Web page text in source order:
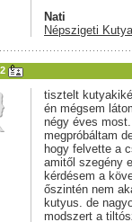
Nati
Népszigeti
tisztelt
én mégsem
négy éves
megpróbáltam
hogy felvette a
amitől szegény
kérdésem a
őszintén nem
kutyus. de
modszert a